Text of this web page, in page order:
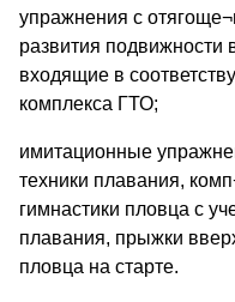
упражнения с
развития подвижности
входящие в
комплекса ГТО;
имитационные
техники плавания,
гимнастики пловца с
плавания, прыжки
пловца на старте.